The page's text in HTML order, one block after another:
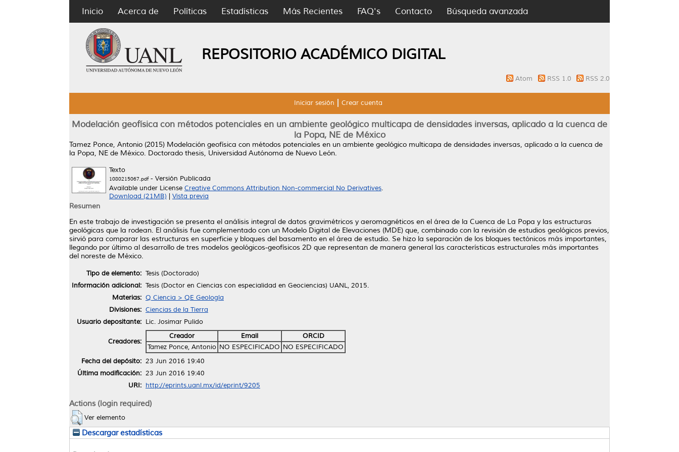
Inicio Acerca de Políticas Estadísticas Más Recientes FAQ's Contacto Búsqueda avanzada
REPOSITORIO ACADÉMICO DIGITAL
Atom RSS 1.0 RSS 2.0
Iniciar sesión Crear cuenta
Modelación geofísica con métodos potenciales en un ambiente geológico multicapa de densidades inversas, aplicado a la cuenca de
la Popa, NE de México
Tamez Ponce, Antonio (2015) Modelación geofísica con métodos potenciales en un ambiente geológico multicapa de densidades inversas, aplicado a la cuenca de
la Popa, NE de México. Doctorado thesis, Universidad Autónoma de Nuevo León.
Texto
1080215067.pdf- Versión Publicada
Available under License Creative Commons Attribution Non-commercial No Derivatives.
Download (21MB)
Vista previa
Resumen
En este trabajo de investigación se presenta el análisis integral de datos gravimétricos y aeromagnéticos en el área de la Cuenca de La Popa y las estructuras
geológicas que la rodean. El análisis fue complementado con un Modelo Digital de Elevaciones (MDE) que, combinado con la revisión de estudios geológicos previos,
sirvió para comparar las estructuras en superficie y bloques del basamento en el área de estudio. Se hizo la separación de los bloques tectónicos más importantes,
llegando por último al desarrollo de tres modelos geológicos-geofísicos 2D que representan de manera general las características estructurales más importantes
del noreste de México.
Tipo de elemento: Tesis (Doctorado)
Información adicional: Tesis (Doctor en Ciencias con especialidad en Geociencias) UANL, 2015.
Materias: Q Ciencia > QE Geología
Divisiones: Ciencias de la Tierra
Usuario depositante: Lic. Josimar Pulido
Creadores:
Creador Email
ORCID
Tamez Ponce, Antonio NO ESPECIFICADO NO ESPECIFICADO
Fecha del depósito: 23 Jun 2016 19:40
Última modificación: 23 Jun 2016 19:40
URI: http://eprints.uanl.mx/id/eprint/9205
Actions (login required)
Ver elemento
Descargar estadísticas